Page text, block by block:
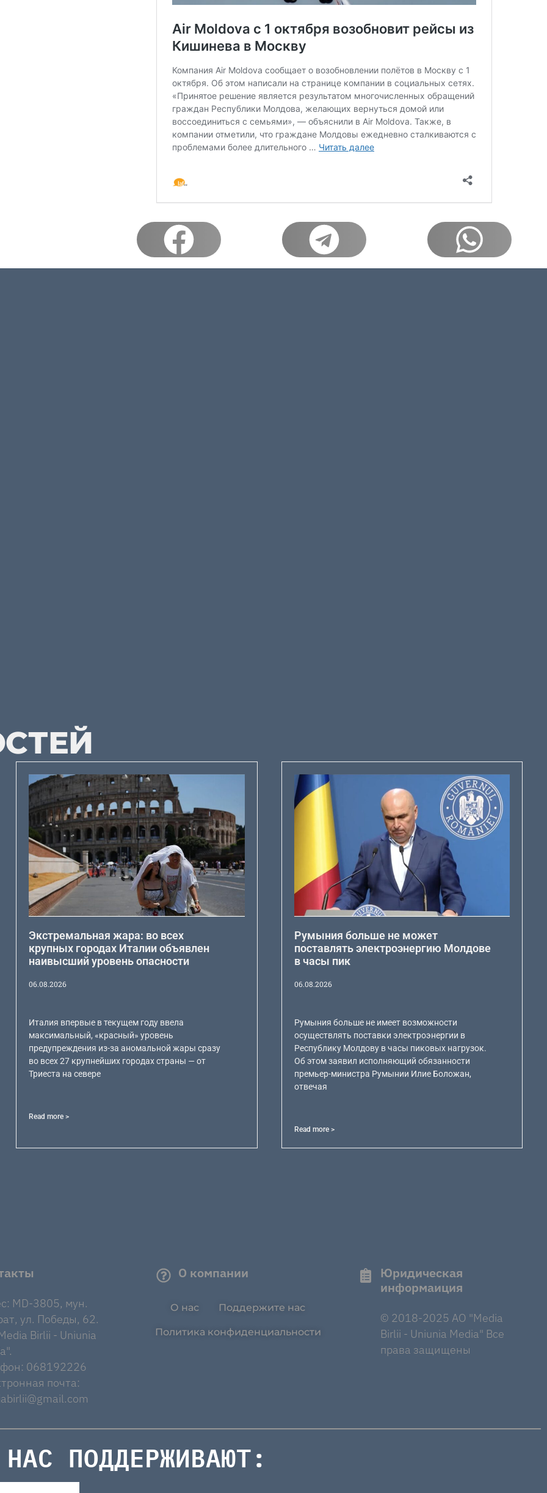
Экстремальная жара: во всех
крупных городах Италии объявлен
наивысший уровень опасности
06.08.2026
Италия впервые в текущем году ввела
максимальный, «красный» уровень
предупреждения из-за аномальной жары сразу
во всех 27 крупнейших городах страны — от
Триеста на севере
Read more >
Румыния больше не может
поставлять электроэнергию Молдове
в часы пик
06.08.2026
Румыния больше не имеет возможности
осуществлять поставки электроэнергии в
Республику Молдову в часы пиковых нагрузок.
Об этом заявил исполняющий обязанности
премьер-министра Румынии Илие Боложан,
отвечая
Read more >
MD-3805, мун.
ул. Победы, 62.
Birlii - Uniunia
068192226
почта:
О компании
О нас Поддержите нас
Политика конфиденциальности
Юридическая
информаиция
© 2018-2025 AO "Media
Birlii - Uniunia Media" Все
права защищены
НАС ПОДДЕРЖИВАЮТ: